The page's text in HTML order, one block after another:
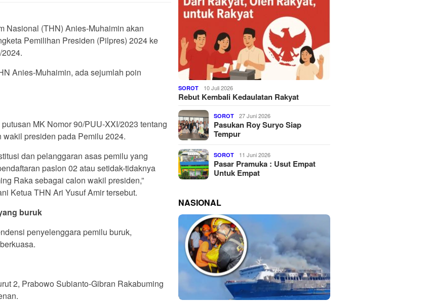
Nasional (THN) Anies-Muhaimin akan
Pemilihan Presiden (Pilpres) 2024 ke
Anies-Muhaimin, ada sejumlah poin
MK Nomor 90/PUU-XXI/2023 tentang
presiden pada Pemilu 2024.
dan pelanggaran asas pemilu yang
paslon 02 atau setidak-tidaknya
Raka sebagai calon wakil presiden,”
Ketua THN Ari Yusuf Amir tersebut.
buruk
penyelenggara pemilu buruk,
2, Prabowo Subianto-Gibran Rakabuming
SOROT 10 Juli 2026
Rebut Kembali Kedaulatan Rakyat
SOROT 27 Juni 2026
Pasukan Roy Suryo Siap
Tempur
SOROT 11 Juni 2026
Pasar Pramuka : Usut Empat
Untuk Empat
NASIONAL